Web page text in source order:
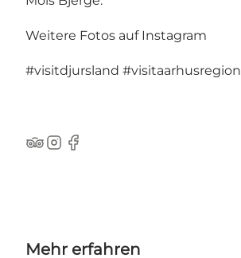
Weitere Fotos auf Instagram
#visitdjursland #visitaarhusregion
TripAdvisor
Instagram
Facebook
Mehr erfahren